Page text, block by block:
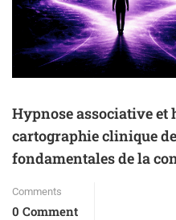
Hypnose associative et
cartographie clinique
fondamentales de la
Comments
0 Comment